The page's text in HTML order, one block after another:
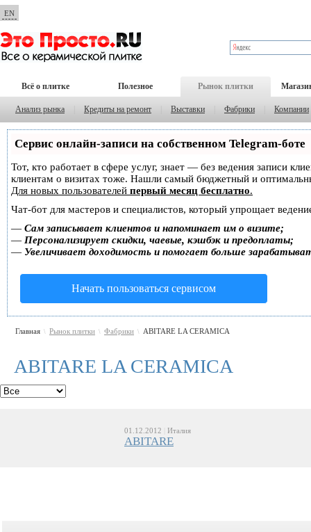
EN
Всё о плитке Полезное Рынок плитки
Анализ рынка Кредиты на ремонт Выставки Фабрики Компании
Сервис онлайн-записи на собственном Telegram-боте
Тот, кто работает в сфере услуг, знает — без ведения записи
клиентам о визитах тоже. Нашли самый бюджетный и
Для новых пользователей первый месяц бесплатно.
Чат-бот для мастеров и специалистов, который упрощает
— Сам записывает клиентов и напоминает им о визите;
— Персонализирует скидки, чаевые, кэшбэк и предоплаты;
— Увеличивает доходимость и помогает больше
Начать пользоваться сервисом
Главная \ Рынок плитки \ Фабрики \ ABITARE LA CERAMICA
ABITARE LA CERAMICA
01.12.2012 Италия
ABITARE